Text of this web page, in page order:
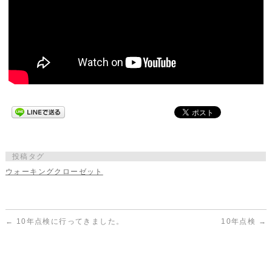
投稿タグ
ウォーキングクローゼット
← 10年点検に行ってきました。 10年点検 →